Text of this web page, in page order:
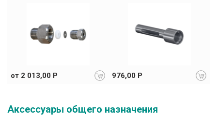
от 2 013,00 Р 976,00 Р
Аксессуары общего назначения